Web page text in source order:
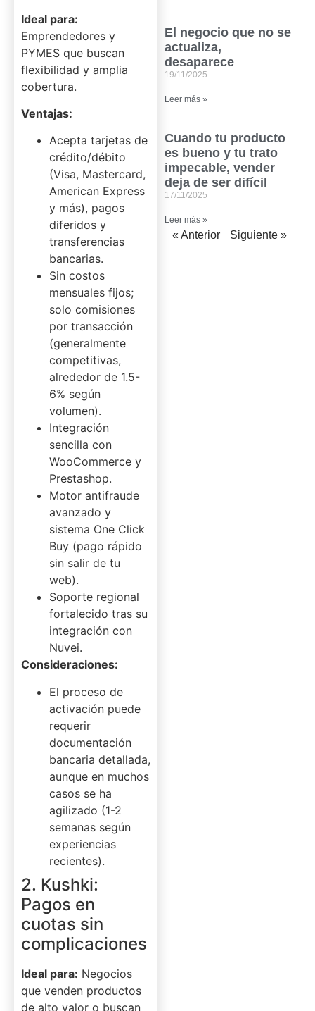
Ideal para:
Emprendedores y
PYMES que buscan
flexibilidad y amplia
cobertura.
Ventajas:
Acepta tarjetas de
crédito/débito
(Visa, Mastercard,
American Express
y más), pagos
diferidos y
transferencias
bancarias.
Sin costos
mensuales fijos;
solo comisiones
por transacción
(generalmente
competitivas,
alrededor de 1.5-
6% según
volumen).
Integración
sencilla con
WooCommerce y
Prestashop.
Motor antifraude
avanzado y
sistema One Click
Buy (pago rápido
sin salir de tu
web).
Soporte regional
fortalecido tras su
integración con
Nuvei.
Consideraciones:
El proceso de
activación puede
requerir
documentación
bancaria detallada,
aunque en muchos
casos se ha
agilizado (1-2
semanas según
experiencias
recientes).
2. Kushki:
Pagos en
cuotas sin
complicaciones
Ideal para: Negocios
que venden productos
de alto valor o buscan
El negocio que no se
actualiza,
desaparece
19/11/2025
Leer más »
Cuando tu producto
es bueno y tu trato
impecable, vender
deja de ser difícil
17/11/2025
Leer más »
« Anterior Siguiente »